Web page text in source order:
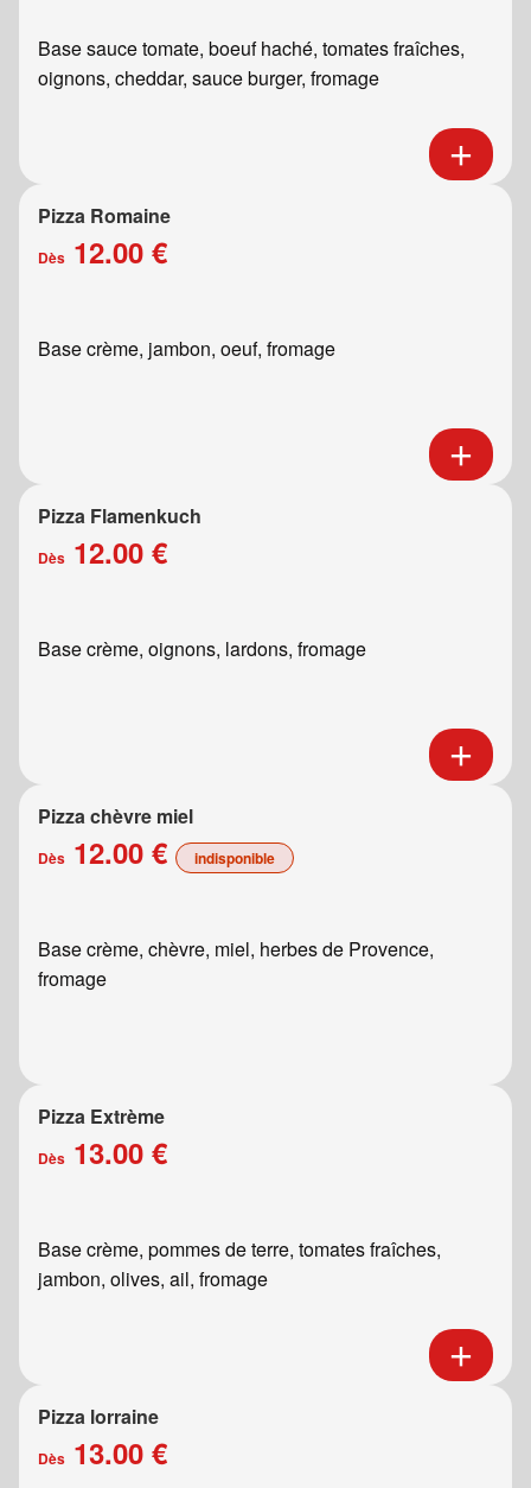
Base sauce tomate, boeuf haché, tomates fraîches,
oignons, cheddar, sauce burger, fromage
Pizza Romaine
Dès 12.00 €
Base crème, jambon, oeuf, fromage
Pizza Flamenkuch
Dès 12.00 €
Base crème, oignons, lardons, fromage
Pizza chèvre miel
Dès 12.00 € indisponible
Base crème, chèvre, miel, herbes de Provence,
fromage
Pizza Extrème
Dès 13.00 €
Base crème, pommes de terre, tomates fraîches,
jambon, olives, ail, fromage
Pizza lorraine
Dès 13.00 €